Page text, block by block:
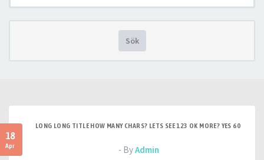
Sök
18
Apr
LONG LONG TITLE HOW MANY CHARS? LETS SEE 123 OK MORE? YES 60
- ByAdmin